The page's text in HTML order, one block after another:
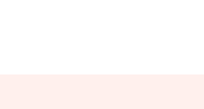
ジャーシートを敷いた床にテーブル